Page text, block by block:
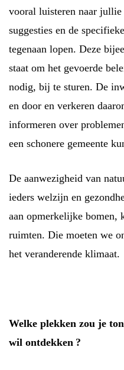
vooral luisteren naar
suggesties en de
tegenaan lopen. Deze
staat om het gevoerde
nodig, bij te sturen. De
en door en verkeren
informeren over
een schonere gemeente
De aanwezigheid van
ieders welzijn en
aan opmerkelijke bomen,
ruimten. Die moeten we
het veranderende klimaat.
Welke plekken zou je
wil ontdekken ?